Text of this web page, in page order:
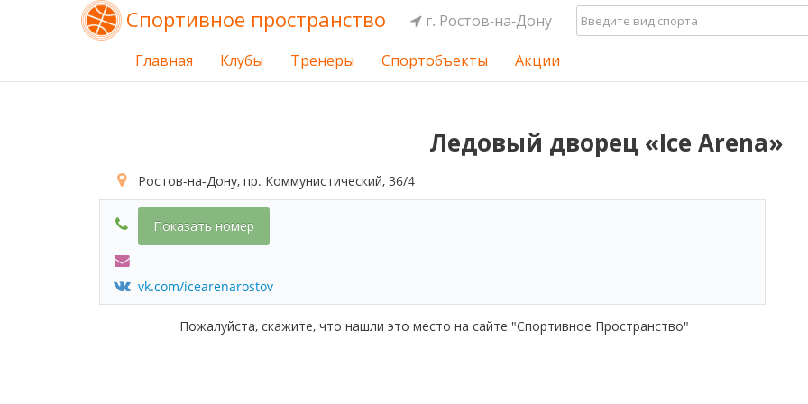
Спортивное пространство г. Ростов-на-Дону
Главная Клубы Тренеры Спортобъекты Акции
Ледовый дворец «Ice Arena»
Ростов-на-Дону, пр. Коммунистический, 36/4
Показать номер
vk.com/icearenarostov
Пожалуйста, скажите, что нашли это место на сайте "Спортивное Пространство"